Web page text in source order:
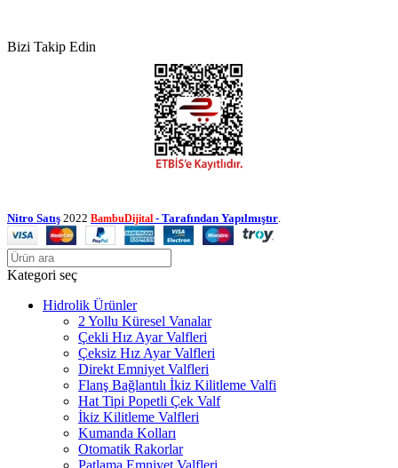
Bizi Takip Edin
Nitro Satış 2022 BambuDijital - Tarafından Yapılmıştır
Kategori seç
Hidrolik Ürünler
2 Yollu Küresel Vanalar
Çekli Hız Ayar Valfleri
Çeksiz Hız Ayar Valfleri
Direkt Emniyet Valfleri
Flanş Bağlantılı İkiz Kilitleme Valfi
Hat Tipi Popetli Çek Valf
İkiz Kilitleme Valfleri
Kumanda Kolları
Otomatik Rakorlar
Patlama Emniyet Valfleri